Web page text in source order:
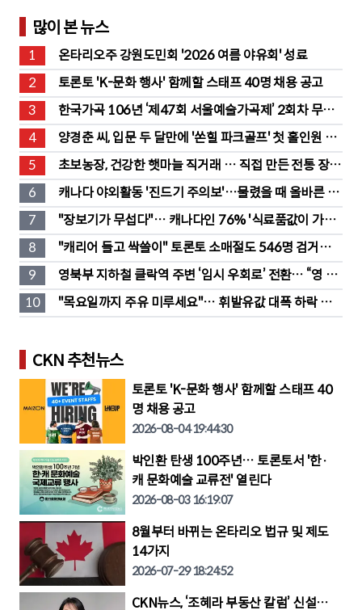
많이 본 뉴스
1
온타리오주 강원도민회 '2026 여름 야유회' 성료
2
토론토 'K-문화 행사' 함께할 스태프 40명 채용 공고
3
한국가곡 106년 ‘제47회 서울예술가곡제’ 2회차 무대
성황
4
양경춘 씨, 입문 두 달만에 '쏜힐 파크골프' 첫 홀인원 주
인공
5
초보농장, 건강한 햇마늘 직거래 … 직접 만든 전통 장류
도 판매
6
캐나다 야외활동 '진드기 주의보'…물렸을 때 올바른 대
처법은?
7
"장보기가 무섭다"… 캐나다인 76% '식료품값이 가장
부담'
8
"캐리어 들고 싹쓸이" 토론토 소매절도 546명 검거…
훔친 물건 재유통
9
영북부 지하철 클락역 주변 ‘임시 우회로’ 전환… “영 스
트리트 바뀐다”
10
"목요일까지 주유 미루세요"… 휘발유값 대폭 하락 예
고
CKN 추천뉴스
토론토 'K-문화 행사' 함께할 스태프 40
명 채용 공고
2026-08-04 19:44:30
박인환 탄생 100주년… 토론토서 '한·
캐 문화예술 교류전' 열린다
2026-08-03 16:19:07
8월부터 바뀌는 온타리오 법규 및 제도
14가지
2026-07-29 18:24:52
CKN뉴스, ‘조혜라 부동산 칼럼’ 신설…